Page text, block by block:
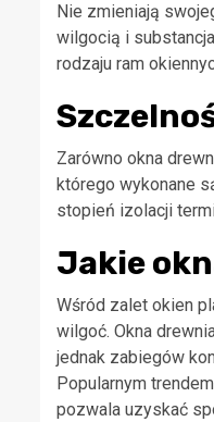
Nie zmieniają
wilgocią i
rodzaju ram
Zarówno okna
którego wykonane
stopień izolacji
Jakie
Wśród zalet okien
wilgoć. Okna
jednak zabiegów
Popularnym
pozwala uzyskać